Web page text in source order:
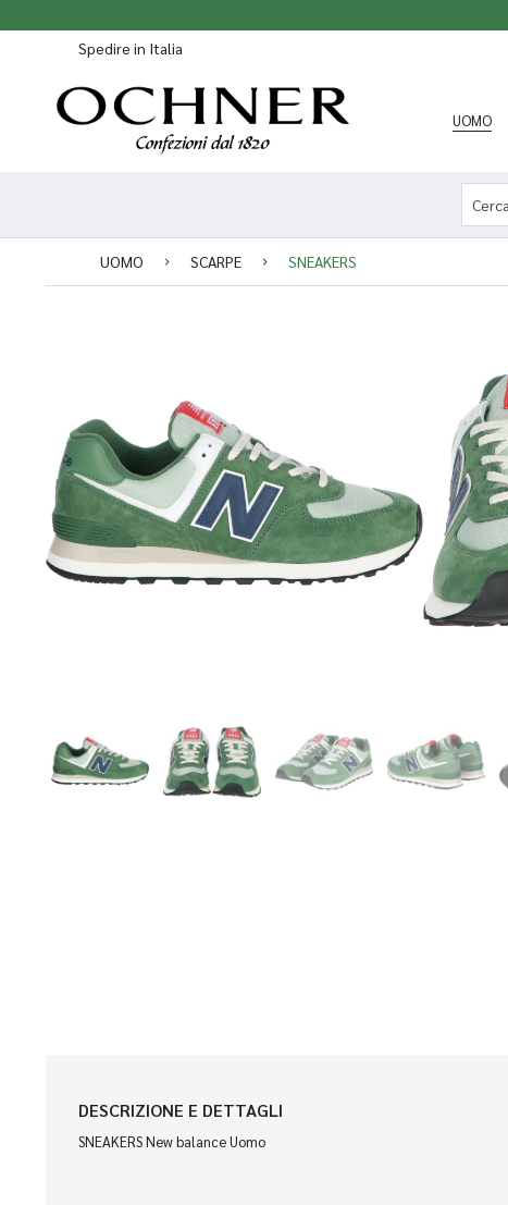
Spedire in Italia
UOMO
UOMO SCARPE SNEAKERS
DESCRIZIONE E DETTAGLI
SNEAKERS New balance Uomo